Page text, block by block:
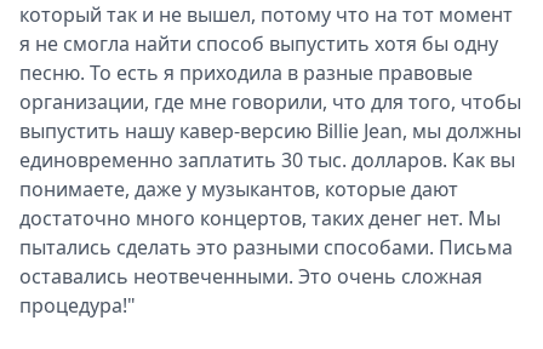
который так и не вышел, потому что на тот момент
я не смогла найти способ выпустить хотя бы одну
песню. То есть я приходила в разные правовые
организации, где мне говорили, что для того, чтобы
выпустить нашу кавер-версию Billie Jean, мы должны
единовременно заплатить 30 тыс. долларов. Как вы
понимаете, даже у музыкантов, которые дают
достаточно много концертов, таких денег нет. Мы
пытались сделать это разными способами. Письма
оставались неотвеченными. Это очень сложная
процедура!"